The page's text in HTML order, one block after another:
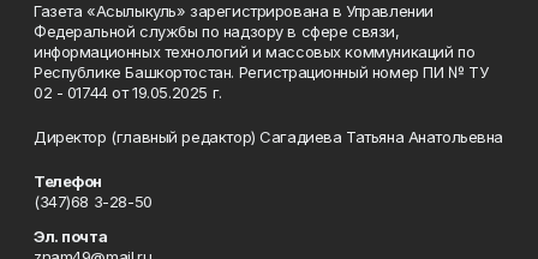
Газета «Асылыкуль» зарегистрирована в Управлении
Федеральной службы по надзору в сфере связи,
информационных технологий и массовых коммуникаций по
Республике Башкортостан. Регистрационный номер ПИ № ТУ
02 - 01744 от 19.05.2025 г.
Директор (главный редактор) Сагадиева Татьяна Анатольевна
Телефон
(347)68 3-28-50
Эл. почта